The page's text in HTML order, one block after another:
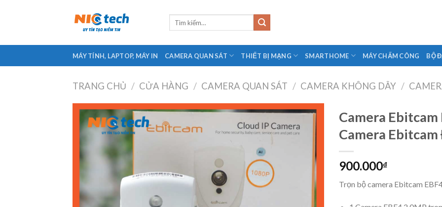
MÁY TÍNH, LAPTOP, MÁY IN CAMERA QUAN SÁT THIẾT BỊ MẠNG SMARTHOME MÁY CHẤM CÔNG BỘ
TRANG CHỦ / CỬA HÀNG / CAMERA QUAN SÁT / CAMERA KHÔNG DÂY /
Add to
Camera Ebitcam
Camera
900.000₫
Trọn bộ camera Ebitcam